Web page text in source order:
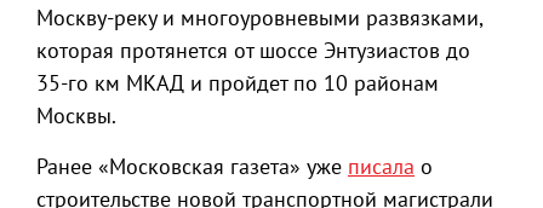
Москву-реку и многоуровневыми развязками,
которая протянется от шоссе Энтузиастов до
35-го км МКАД и пройдет по 10 районам
Москвы.
Ранее «Московская газета» уже писала о
строительстве новой транспортной магистрали